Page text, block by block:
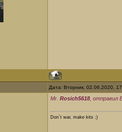
Дата: Вторник, 02.06.2020,
Mr. Rosich5618 ,
Don`t war, make kits ;)